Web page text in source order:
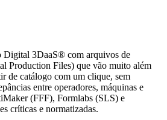
Digital 3DaaS® com arquivos de
Production Files) que vão muito além
de catálogo com um clique, sem
entre operadores, máquinas e
(FFF), Formlabs (SLS) e
críticas e normatizadas.